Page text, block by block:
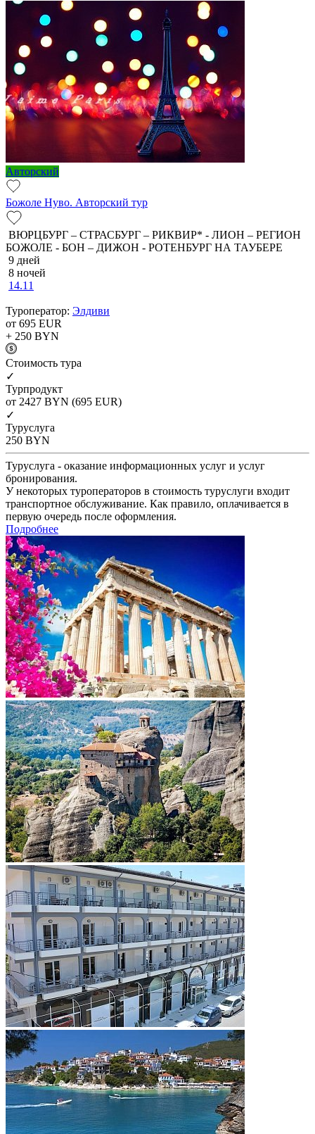
Авторский
Божоле Нуво. Авторский тур
ВЮРЦБУРГ – СТРАСБУРГ – РИКВИР* - ЛИОН – РЕГИОН
БОЖОЛЕ - БОН – ДИЖОН - РОТЕНБУРГ НА ТАУБЕРЕ
9 дней
8 ночей
14.11
Туроператор: Элдиви
от 695 EUR
+ 250 BYN
Cтоимость тура
✓
Турпродукт
от 2427 BYN (695 EUR)
✓
Туруслуга
250 BYN
Туруслуга - оказание информационных услуг и услуг
бронирования.
У некоторых туроператоров в стоимость туруслуги входит
транспортное обслуживание. Как правило, оплачивается в
первую очередь после оформления.
Подробнее